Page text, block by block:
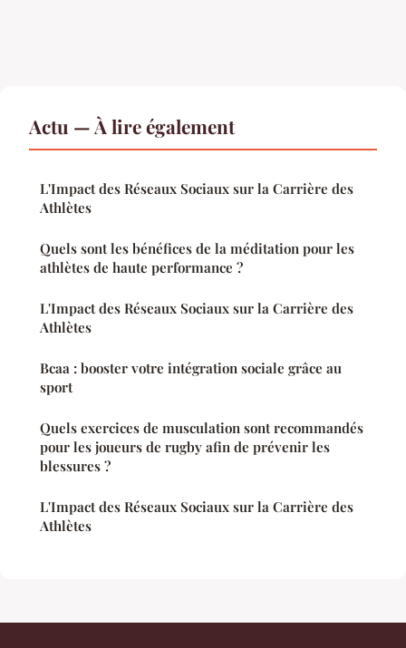
Actu — À lire également
L'Impact des Réseaux Sociaux sur la Carrière des
Athlètes
Quels sont les bénéfices de la méditation pour les
athlètes de haute performance ?
L'Impact des Réseaux Sociaux sur la Carrière des
Athlètes
Bcaa : booster votre intégration sociale grâce au
sport
Quels exercices de musculation sont recommandés
pour les joueurs de rugby afin de prévenir les
blessures ?
L'Impact des Réseaux Sociaux sur la Carrière des
Athlètes